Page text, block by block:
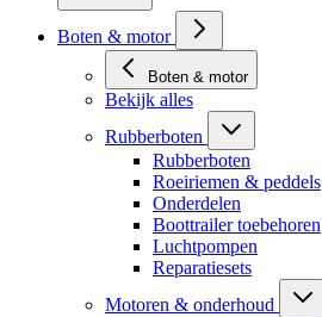
Boten & motor
Boten & motor
Bekijk alles
Rubberboten
Rubberboten
Roeiriemen & peddels
Onderdelen
Boottrailer toebehoren
Luchtpompen
Reparatiesets
Motoren & onderhoud